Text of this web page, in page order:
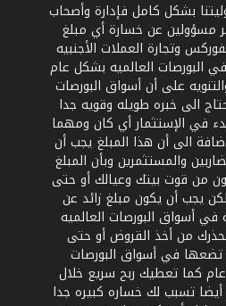
بشكل كامل فإدارة وأصحاب
مسؤولين عن خسارة أي مبلغ
وتجارة العملات الأجنبيه
البورصات العالميه بشكل عام
على أن أسواق البورصات
الى خبره طويله وقويه جدا
في الإستثمار أي كان ومهما
الى أن هذا المبلغ يجب أن
والمستثمرين وبأن المبلغ
من قوت بيتك وعيالك أو حتى
يجب أن يكون مبلغ زائد عن
في أسواق البورصات العالميه
من أخذ القروض أو حتى
تضعها في أسواق البورصات
كما تعطيك ربح سريع خلال
تسبب لك خساره كبيره جدا